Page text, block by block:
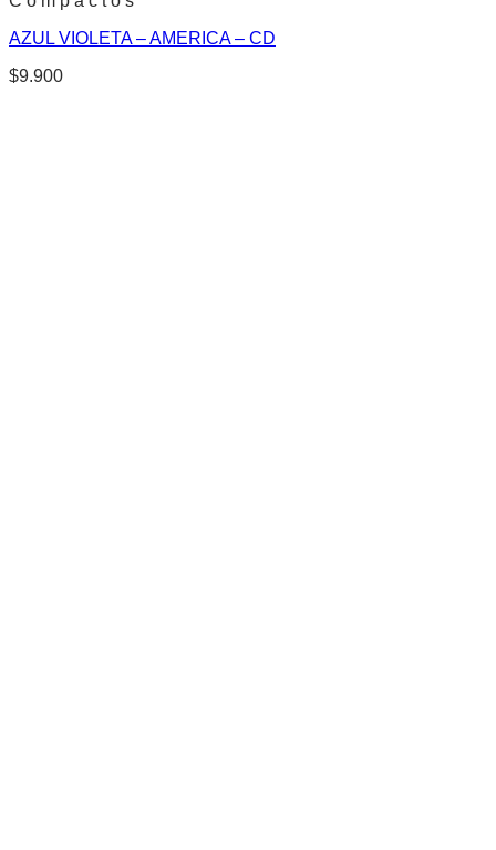
AZUL VIOLETA – AMERICA – CD
$9.900